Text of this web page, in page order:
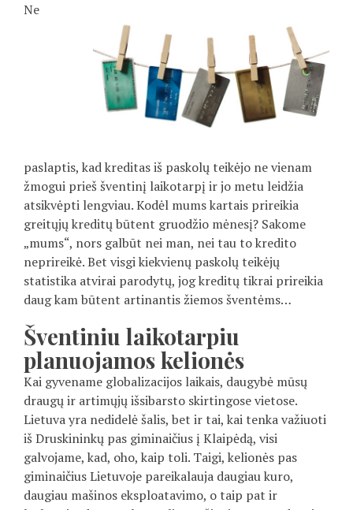
Ne
paslaptis, kad kreditas iš paskolų teikėjo ne vienam
žmogui prieš šventinį laikotarpį ir jo metu leidžia
atsikvėpti lengviau. Kodėl mums kartais prireikia
greitųjų kreditų būtent gruodžio mėnesį? Sakome
„mums“, nors galbūt nei man, nei tau to kredito
neprireikė. Bet visgi kiekvienų paskolų teikėjų
statistika atvirai parodytų, jog kreditų tikrai prireikia
daug kam būtent artinantis žiemos šventėms…
Šventiniu laikotarpiu
planuojamos kelionės
Kai gyvename globalizacijos laikais, daugybė mūsų
draugų ir artimųjų išsibarsto skirtingose vietose.
Lietuva yra nedidelė šalis, bet ir tai, kai tenka važiuoti
iš Druskininkų pas giminaičius į Klaipėdą, visi
galvojame, kad, oho, kaip toli. Taigi, kelionės pas
giminaičius Lietuvoje pareikalauja daugiau kuro,
daugiau mašinos eksploatavimo, o taip pat ir